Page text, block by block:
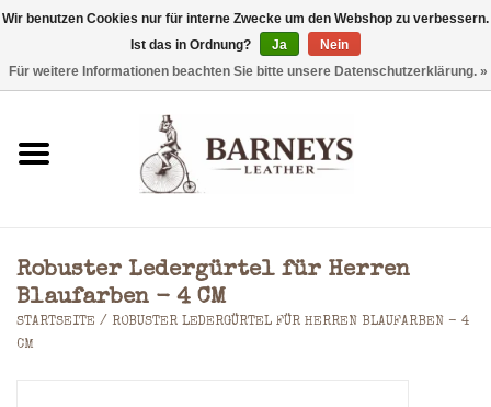
0 Artikel - €0,00
Geldbörse
Rucksäcke
Schultertaschen
Robuster Ledergürtel für Herren
Blaufarben - 4 CM
STARTSEITE / ROBUSTER LEDERGÜRTEL FÜR HERREN BLAUFARBEN - 4
CM
Wir benutzen Cookies nur für interne Zwecke um den Webshop zu verbessern.
Ist das in Ordnung?
Ja
Nein
Für weitere Informationen beachten Sie bitte unsere Datenschutzerklärung. »